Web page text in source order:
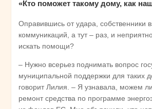
«Кто поможет такому дому, как
Оправившись от удара, собственники
коммуникаций, а тут – раз, и
искать помощи?
– Нужно всерьез поднимать вопрос
муниципальной поддержки для таких
говорит Лилия. – Я узнавала, можем
ремонт средства по программе